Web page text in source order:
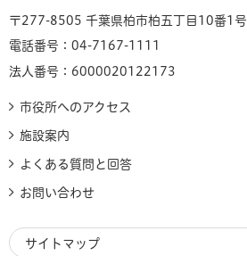
〒277-8505 千葉県柏市柏五丁目10番1号
電話番号：04-7167-1111
法人番号：6000020122173
市役所へのアクセス
施設案内
よくある質問と回答
お問い合わせ
サイトマップ